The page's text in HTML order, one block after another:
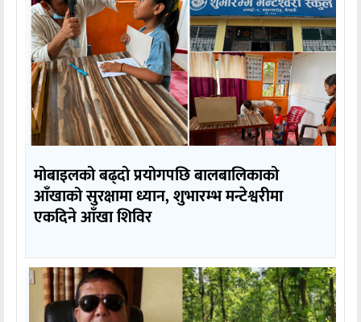
मोबाइलको बढ्दो प्रयोगपछि बालबालिकाको
आँखाको सुरक्षामा ध्यान, शुभारम्भ मन्टेश्वरीमा
एकदिने आँखा शिविर